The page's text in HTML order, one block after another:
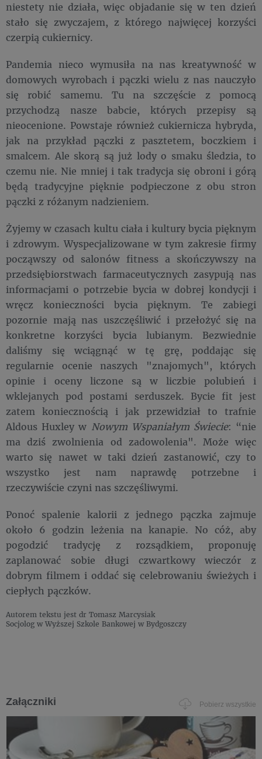
niestety nie działa, więc objadanie się w ten dzień
stało się zwyczajem, z którego najwięcej korzyści
czerpią cukiernicy.
Pandemia nieco wymusiła na nas kreatywność w
domowych wyrobach i pączki wielu z nas nauczyło
się robić samemu. Tu na szczęście z pomocą
przychodzą nasze babcie, których przepisy są
nieocenione. Powstaje również cukiernicza hybryda,
jak na przykład pączki z pasztetem, boczkiem i
smalcem. Ale skorą są już lody o smaku śledzia, to
czemu nie. Nie mniej i tak tradycja się obroni i górą
będą tradycyjne pięknie podpieczone z obu stron
pączki z różanym nadzieniem.
Żyjemy w czasach kultu ciała i kultury bycia pięknym
i zdrowym. Wyspecjalizowane w tym zakresie firmy
począwszy od salonów fitness a skończywszy na
przedsiębiorstwach farmaceutycznych zasypują nas
informacjami o potrzebie bycia w dobrej kondycji i
wręcz konieczności bycia pięknym. Te zabiegi
pozornie mają nas uszczęśliwić i przełożyć się na
konkretne korzyści bycia lubianym. Bezwiednie
daliśmy się wciągnąć w tę grę, poddając się
regularnie ocenie naszych "znajomych", których
opinie i oceny liczone są w liczbie polubień i
wklejanych pod postami serduszek. Bycie fit jest
zatem koniecznością i jak przewidział to trafnie
Aldous Huxley w Nowym Wspaniałym Świecie: “nie
ma dziś zwolnienia od zadowolenia". Może więc
warto się nawet w taki dzień zastanowić, czy to
wszystko jest nam naprawdę potrzebne i
rzeczywiście czyni nas szczęśliwymi.
Ponoć spalenie kalorii z jednego pączka zajmuje
około 6 godzin leżenia na kanapie. No cóż, aby
pogodzić tradycję z rozsądkiem, proponuję
zaplanować sobie długi czwartkowy wieczór z
dobrym filmem i oddać się celebrowaniu świeżych i
ciepłych pączków.
Autorem tekstu jest dr Tomasz Marcysiak
Socjolog w Wyższej Szkole Bankowej w Bydgoszczy
Załączniki Pobierz wszystkie